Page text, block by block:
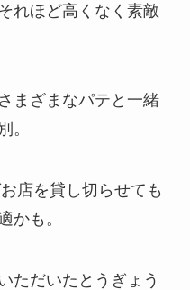
れほど高くなく素敵
まざまなパテと一緒
。
店を貸し切らせても
かも。
ただいたとうぎょう